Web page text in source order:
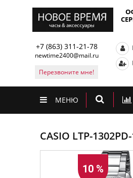
+7 (863) 311-21-78
newtime2400@mail.ru
Перезвоните мне!
МЕНЮ
CASIO LTP-
10 %